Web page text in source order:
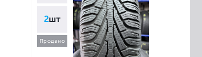
2шт
Продано